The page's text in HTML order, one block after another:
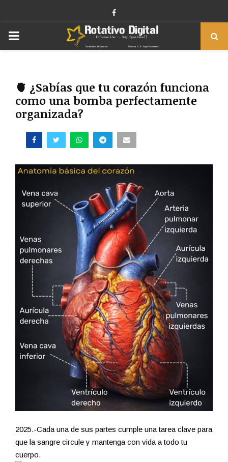
Facebook
PRIMARY
🫀 ¿Sabías que tu corazón funciona
como una bomba perfectamente
organizada?
2025.-Cada una de sus partes cumple una tarea clave para
que la sangre circule y mantenga con vida a todo tu
cuerpo.